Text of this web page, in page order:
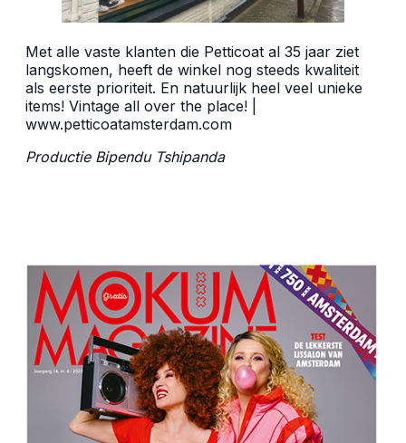
Met alle vaste klanten die Petticoat al 35 jaar ziet
langskomen, heeft de winkel nog steeds kwaliteit
als eerste prioriteit. En natuurlijk heel veel unieke
items! Vintage all over the place! |
www.petticoatamsterdam.com
Productie Bipendu Tshipanda